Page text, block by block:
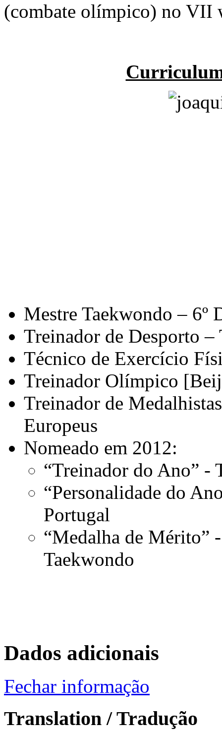
(combate olímpico) no VII
Mestre Taekwondo –
Treinador de Desporto
Técnico de Exercício
Treinador Olímpico
Treinador de
Europeus
Nomeado em 2012:
“Treinador do Ano” -
“Personalidade do
Portugal
“Medalha de Mérito”
Taekwondo
Dados adicionais
Fechar informação
Translation / Tradução